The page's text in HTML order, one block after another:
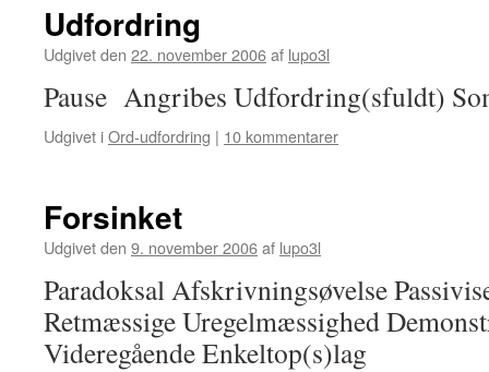
Udfordring
Udgivet den 22. november 2006af lupo3l
Pause Angribes Udfordring(sfuldt)
Udgivet iOrd-udfordring | 10 kommentarer
Forsinket
Udgivet den 9. november 2006af lupo3l
Paradoksal Afskrivningsøvelse
Retmæssige Uregelmæssighed
Videregående Enkeltop(s)lag